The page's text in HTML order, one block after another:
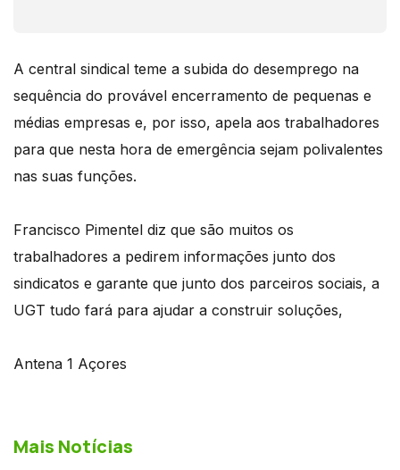
A central sindical teme a subida do desemprego na
sequência do provável encerramento de pequenas e
médias empresas e, por isso, apela aos trabalhadores
para que nesta hora de emergência sejam polivalentes
nas suas funções.
Francisco Pimentel diz que são muitos os
trabalhadores a pedirem informações junto dos
sindicatos e garante que junto dos parceiros sociais, a
UGT tudo fará para ajudar a construir soluções,
Antena 1 Açores
Mais Notícias